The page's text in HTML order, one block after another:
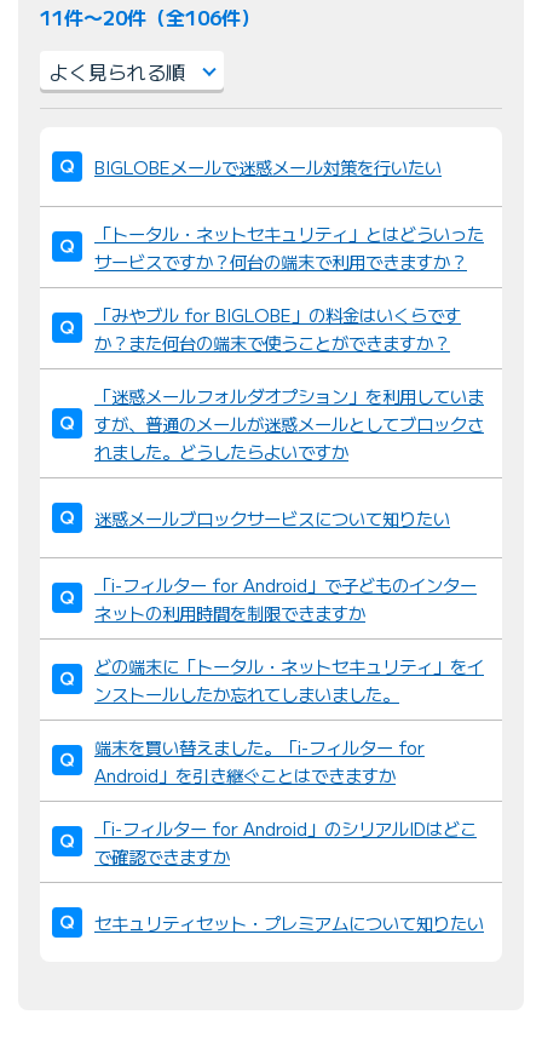
11件〜20件（全106件）
び
替
え
：
BIGLOBEメールで迷惑メール対策を行いたい
「トータル・ネットセキュリティ」とはどういった
サービスですか？何台の端末で利用できますか？
「みやブル for BIGLOBE」の料金はいくらです
か？また何台の端末で使うことができますか？
「迷惑メールフォルダオプション」を利用していま
すが、普通のメールが迷惑メールとしてブロックさ
れました。どうしたらよいですか
迷惑メールブロックサービスについて知りたい
「i-フィルター for Android」で子どものインター
ネットの利用時間を制限できますか
どの端末に「トータル・ネットセキュリティ」をイ
ンストールしたか忘れてしまいました。
端末を買い替えました。「i-フィルター for
Android」を引き継ぐことはできますか
「i-フィルター for Android」のシリアルIDはどこ
で確認できますか
セキュリティセット・プレミアムについて知りたい